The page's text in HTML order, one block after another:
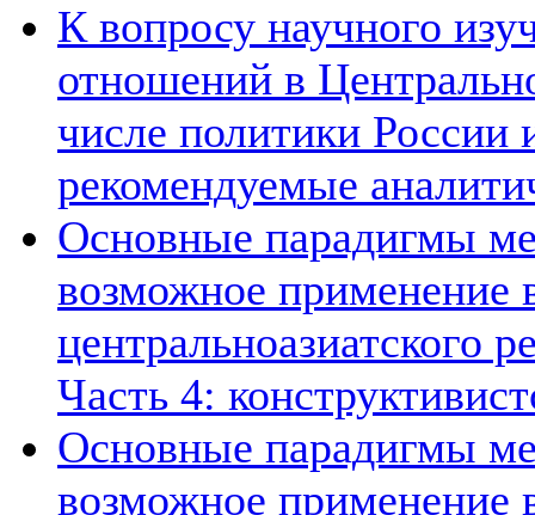
К вопросу научного
отношений в
числе политики России
рекомендуемые
Основные парадигмы
возможное применение
центральноазиатского
Часть 4:
Основные парадигмы
возможное применение